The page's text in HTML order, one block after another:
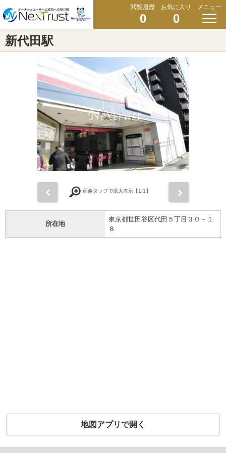
閲覧履歴
0
お気に入り
0
メニュー
新代田駅
画像タップで拡大表示【1/1】
所在地
東京都世田谷区代田５丁目３０－１
８
地図アプリで開く